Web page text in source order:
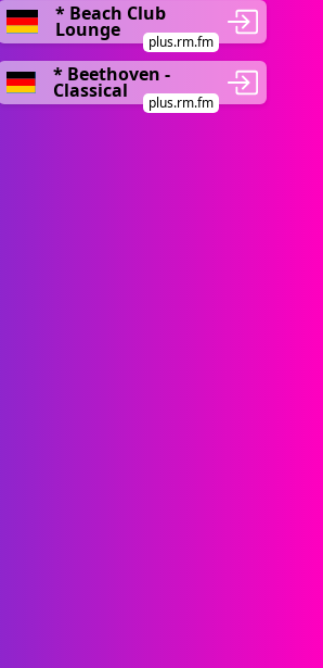
* Beach Club
Lounge
plus.rm.fm
* Beethoven -
Classical
plus.rm.fm